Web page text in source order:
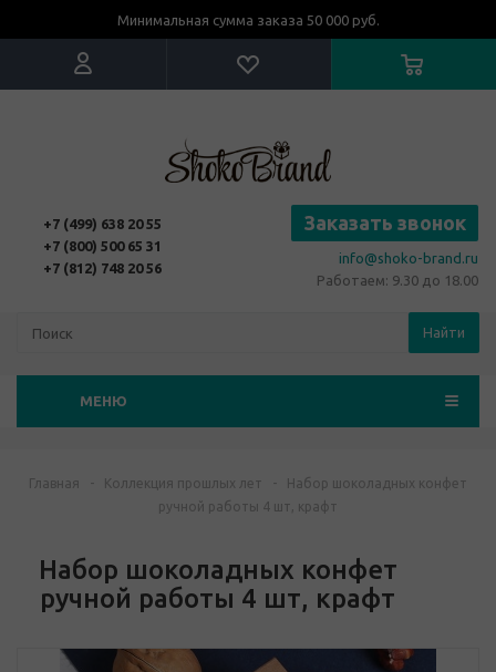
Минимальная сумма заказа 50 000 руб.
+7 (499) 638 20 55
+7 (800) 500 65 31
+7 (812) 748 20 56
Заказать звонок
info@shoko-brand.ru
Работаем: 9.30 до 18.00
Найти
МЕНЮ
Главная - Коллекция прошлых лет -
Набор шоколадных конфет
ручной работы 4 шт, крафт
Набор шоколадных конфет
ручной работы 4 шт, крафт